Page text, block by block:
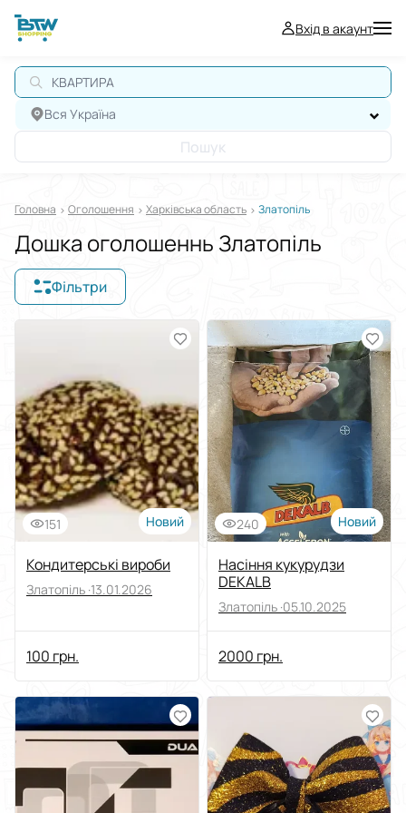
Вхід в акаунт
Вся Україна
Пошук
Головна Оголошення Харківська область Златопіль
Дошка оголошеннь Златопіль
Фільтри
$€₴
Виберіть групу категорій
Ціна
Від До
Застосувати
Скинути все
151 Новий
Кондитерські вироби
Златопіль ·13.01.2026
100 грн.
240 Новий
Насіння кукурудзи
DEKALB
Златопіль ·05.10.2025
2000 грн.